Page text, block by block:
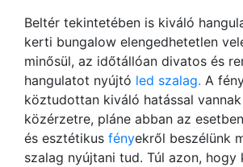
Beltér tekintetében is kiváló
kerti bungalow elengedhetetlen
minősül, az időtállóan divatos és
hangulatot nyújtó led szalag. A
köztudottan kiváló hatással
közérzetre, pláne abban az
és esztétikus fényekről beszélünk
szalag nyújtani tud. Túl azon, hogy